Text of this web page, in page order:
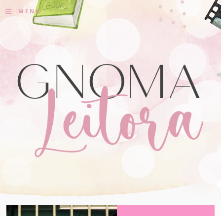
≡ MENU